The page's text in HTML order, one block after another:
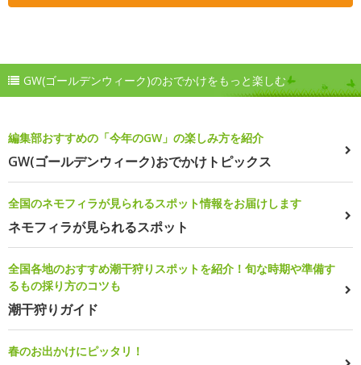
GW(ゴールデンウィーク)のおでかけをもっと楽しむ
編集部おすすめの「今年のGW」の楽しみ方を紹介
GW(ゴールデンウィーク)おでかけトピックス
全国のネモフィラが見られるスポット情報をお届けします
ネモフィラが見られるスポット
全国各地のおすすめ潮干狩りスポットを紹介！旬な時期や準備す
るもの採り方のコツも
潮干狩りガイド
春のお出かけにピッタリ！